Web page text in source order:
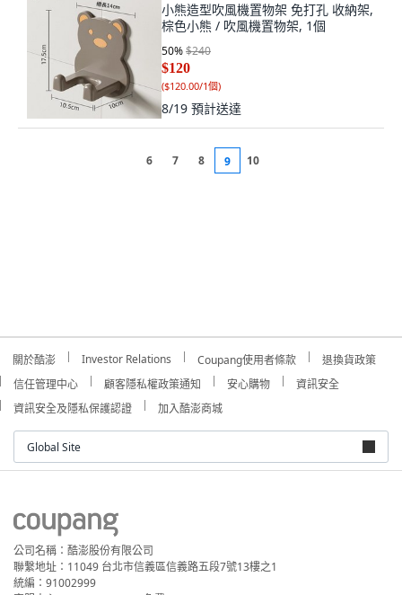
小熊造型吹風機置物架 免打孔 收納架,
棕色小熊 / 吹風機置物架, 1個
50%$240
$120
($120.00/1個)
8/19 預計送達
6 7 8 9 10
關於酷澎 Investor Relations Coupang使用者條款
退換貨政策
信任管理中心
顧客隱私權政策通知 安心購物
資訊安全
資訊安全及隱私保護認證
加入酷澎商城
Global Site
公司名稱：酷澎股份有限公司
聯繫地址：11049 台北市信義區信義路五段7號13樓之1
統編：91002999